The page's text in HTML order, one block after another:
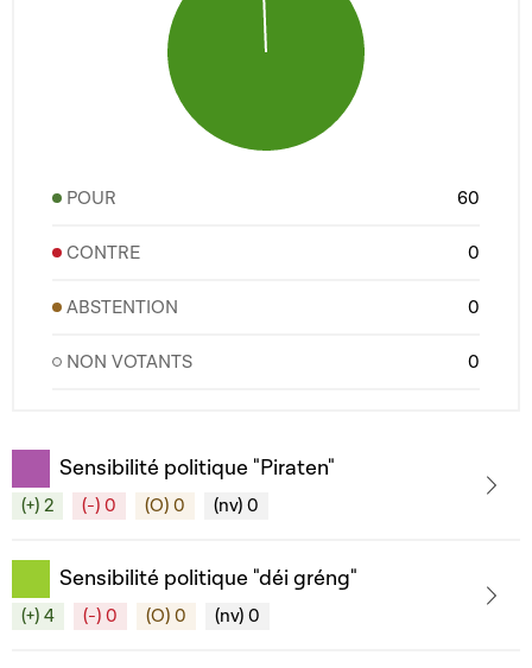
POUR 60
CONTRE 0
ABSTENTION 0
NON VOTANTS 0
Sensibilité politique "Piraten"
(+) 2 (-) 0 (O) 0 (nv) 0
Sensibilité politique "déi gréng"
(+) 4 (-) 0 (O) 0 (nv) 0